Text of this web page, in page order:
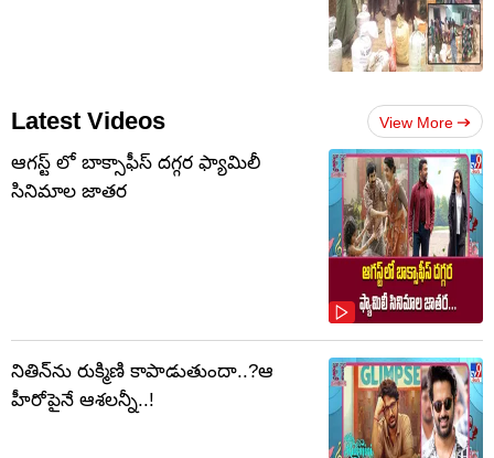
Latest Videos View More
ఆగస్ట్ లో బాక్సాఫీస్ దగ్గర ఫ్యామిలీ
సినిమాల జాతర
నితిన్‌ను రుక్మిణి కాపాడుతుందా..?ఆ
హీరోపైనే ఆశలన్నీ..!